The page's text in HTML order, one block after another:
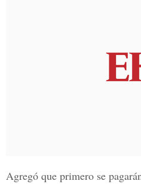
Agregó que primero se